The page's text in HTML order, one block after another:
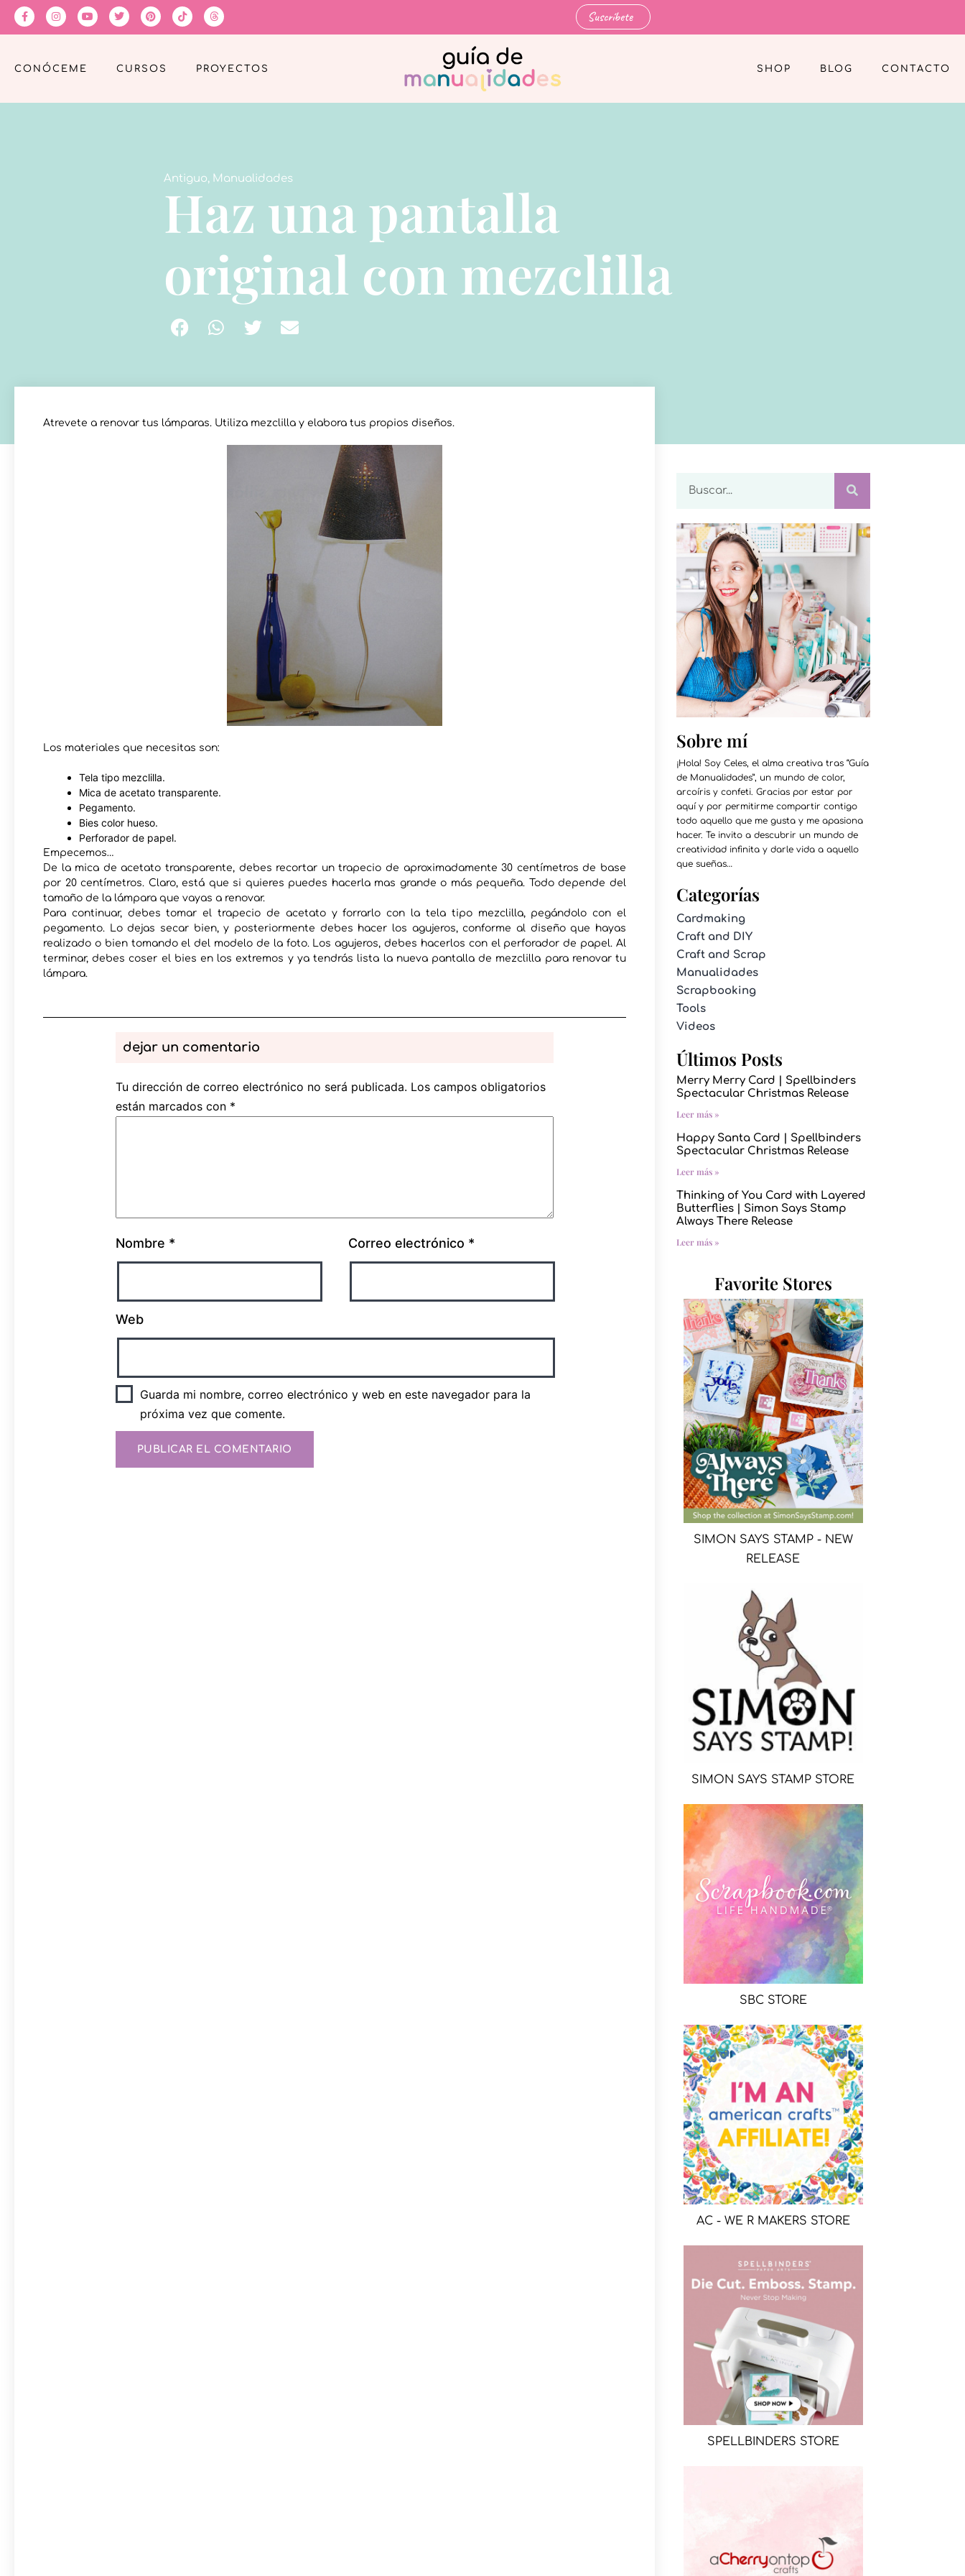
Suscríbete
CONÓCEME CURSOS PROYECTOS SHOP BLOG CONTACTO
Antiguo, Manualidades
Haz una pantalla
original con mezclilla
Atrevete a renovar tus lámparas. Utiliza mezclilla y elabora tus propios diseños.
Los materiales que necesitas son:
Tela tipo mezclilla.
Mica de acetato transparente.
Pegamento.
Bies color hueso.
Perforador de papel.
Empecemos…
De la mica de acetato transparente, debes recortar un trapecio de aproximadamente 30 centímetros de base
por 20 centímetros. Claro, está que si quieres puedes hacerla mas grande o más pequeña. Todo depende del
tamaño de la lámpara que vayas a renovar.
Para continuar, debes tomar el trapecio de acetato y forrarlo con la tela tipo mezclilla, pegándolo con el
pegamento. Lo dejas secar bien, y posteriormente debes hacer los agujeros, conforme al diseño que hayas
realizado o bien tomando el del modelo de la foto. Los agujeros, debes hacerlos con el perforador de papel. Al
terminar, debes coser el bies en los extremos y ya tendrás lista la nueva pantalla de mezclilla para renovar tu
lámpara.
dejar un comentario
Tu dirección de correo electrónico no será publicada. Los campos obligatorios
están marcados con *
Nombre * Correo electrónico *
Web
Guarda mi nombre, correo electrónico y web en este navegador para la
próxima vez que comente.
Sobre mí
¡Hola! Soy Celes, el alma creativa tras “Guía
de Manualidades”, un mundo de color,
arcoíris y confeti. Gracias por estar por
aquí y por permitirme compartir contigo
todo aquello que me gusta y me apasiona
hacer. Te invito a descubrir un mundo de
creatividad infinita y darle vida a aquello
que sueñas…
Categorías
Cardmaking
Craft and DIY
Craft and Scrap
Manualidades
Scrapbooking
Tools
Videos
Últimos Posts
Merry Merry Card | Spellbinders
Spectacular Christmas Release
Leer más »
Happy Santa Card | Spellbinders
Spectacular Christmas Release
Leer más »
Thinking of You Card with Layered
Butterflies | Simon Says Stamp
Always There Release
Leer más »
Favorite Stores
SIMON SAYS STAMP - NEW
RELEASE
SIMON SAYS STAMP STORE
SBC STORE
AC - WE R MAKERS STORE
SPELLBINDERS STORE